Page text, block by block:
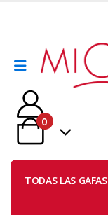
0
TODAS LAS GAFAS